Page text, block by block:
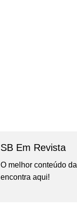
SB Em Revista
O melhor conteúdo
encontra aqui!